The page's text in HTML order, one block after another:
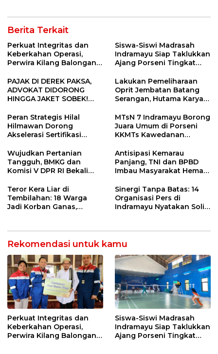
Perawatan Gigi
Berita Terkait
Perkuat Integritas dan
Keberkahan Operasi,
Perwira Kilang Balongan
Siswa-Siswi Madrasah
Indramayu Siap Taklukkan
Ajang Porseni Tingkat
PAJAK DI DEREK PAKSA,
ADVOKAT DIDORONG
HINGGA JAKET SOBEK!
Ngamuk Kepung Polresta
Pekanbaru!
Lakukan Pemeliharaan
Oprit Jembatan Batang
Serangan, Hutama Karya
55 Tol Binjai–Langsa
Peran Strategis Hilal
Hilmawan Dorong
Akselerasi Sertifikasi
Entaskan Kemiskinan di
Indramayu
MTsN 7 Indramayu Borong
Juara Umum di Porseni
KKMTs Kawedanan
Wujudkan Pertanian
Tangguh, BMKG dan
Komisi V DPR RI Bekali
Sekolah Lapang Iklim
Antisipasi Kemarau
Panjang, TNI dan BPBD
Imbau Masyarakat Hemat
Kebakaran
Teror Kera Liar di
Tembilahan: 18 Warga
Jadi Korban Ganas,
Sinergi Tanpa Batas: 14
Organisasi Pers di
Indramayu Nyatakan Solid
Rekomendasi untuk kamu
Perkuat Integritas dan
Keberkahan Operasi,
Perwira Kilang Balongan
Siswa-Siswi Madrasah
Indramayu Siap Taklukkan
Ajang Porseni Tingkat